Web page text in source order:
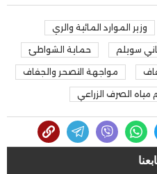
وزير الموارد المائية والري
سويلم حماية الشواطئ
مواجهة التصحر والجفاف
مياه الصرف الزراعي